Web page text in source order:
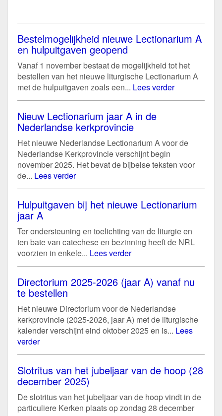
Bestelmogelijkheid nieuwe Lectionarium A
en hulpuitgaven geopend
Vanaf 1 november bestaat de mogelijkheid tot het
bestellen van het nieuwe liturgische Lectionarium A
met de hulpuitgaven zoals een... Lees verder
Nieuw Lectionarium jaar A in de
Nederlandse kerkprovincie
Het nieuwe Nederlandse Lectionarium A voor de
Nederlandse Kerkprovincie verschijnt begin
november 2025. Het bevat de bijbelse teksten voor
de... Lees verder
Hulpuitgaven bij het nieuwe Lectionarium
jaar A
Ter ondersteuning en toelichting van de liturgie en
ten bate van catechese en bezinning heeft de NRL
voorzien in enkele... Lees verder
Directorium 2025-2026 (jaar A) vanaf nu
te bestellen
Het nieuwe Directorium voor de Nederlandse
kerkprovincie (2025-2026, jaar A) met de liturgische
kalender verschijnt eind oktober 2025 en is... Lees
verder
Slotritus van het jubeljaar van de hoop (28
december 2025)
De slotritus van het jubeljaar van de hoop vindt in de
particuliere Kerken plaats op zondag 28 december